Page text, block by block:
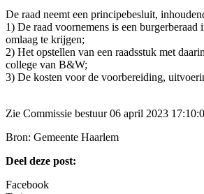
De raad neemt een principebesluit,
1) De raad voornemens is een
omlaag te krijgen;
2) Het opstellen van een raadsstuk met
college van B&W;
3) De kosten voor de voorbereiding,
Zie Commissie bestuur 06 april 2023
Bron: Gemeente Haarlem
Deel deze post:
Facebook